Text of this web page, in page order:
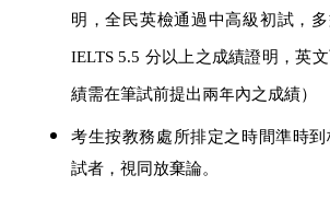
明，全民英檢通過中高級初試，
IELTS 5.5 分以上之成績證明，英
績需在筆試前提出兩年內之成績）
考生按教務處所排定之時間準時
試者，視同放棄論。